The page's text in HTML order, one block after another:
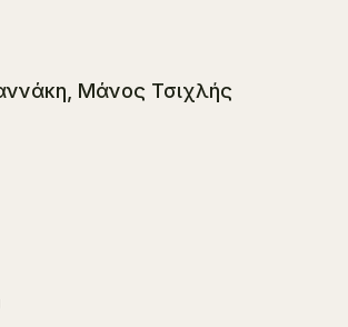
Μάνος Τσιχλής